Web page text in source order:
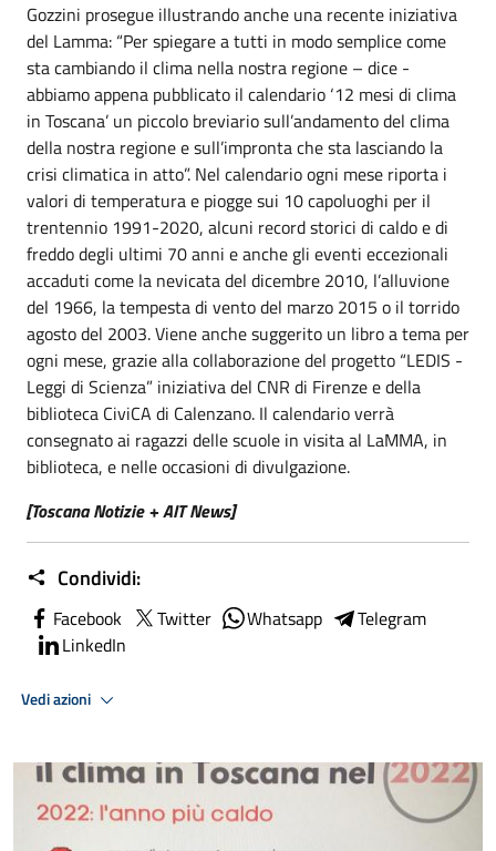
Gozzini prosegue illustrando anche una recente iniziativa
del Lamma: “Per spiegare a tutti in modo semplice come
sta cambiando il clima nella nostra regione – dice -
abbiamo appena pubblicato il calendario ‘12 mesi di clima
in Toscana’ un piccolo breviario sull’andamento del clima
della nostra regione e sull’impronta che sta lasciando la
crisi climatica in atto”. Nel calendario ogni mese riporta i
valori di temperatura e piogge sui 10 capoluoghi per il
trentennio 1991-2020, alcuni record storici di caldo e di
freddo degli ultimi 70 anni e anche gli eventi eccezionali
accaduti come la nevicata del dicembre 2010, l’alluvione
del 1966, la tempesta di vento del marzo 2015 o il torrido
agosto del 2003. Viene anche suggerito un libro a tema per
ogni mese, grazie alla collaborazione del progetto “LEDIS -
Leggi di Scienza” iniziativa del CNR di Firenze e della
biblioteca CiviCA di Calenzano. Il calendario verrà
consegnato ai ragazzi delle scuole in visita al LaMMA, in
biblioteca, e nelle occasioni di divulgazione.
[Toscana Notizie + AIT News]
Condividi:
Facebook Twitter Whatsapp
Telegram
LinkedIn
Vedi azioni